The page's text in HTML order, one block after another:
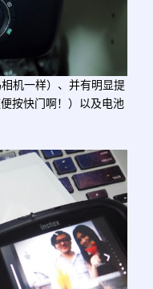
机一样）、并有明显提
按快门啊！）以及电池